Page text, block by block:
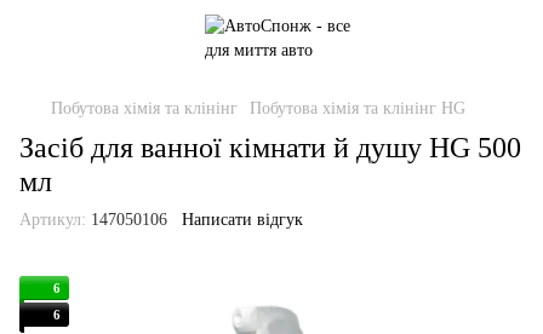
Побутова хімія та клінінг Побутова хімія та клінінг HG
Засіб для ванної кімнати й душу HG 500
мл
Артикул: 147050106 Написати відгук
6
6